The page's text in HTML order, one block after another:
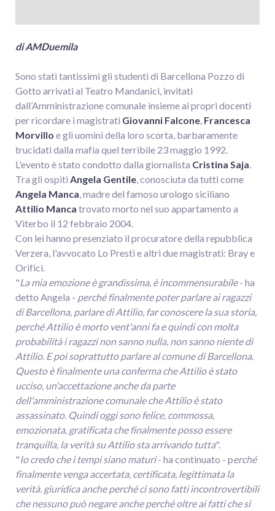
di AMDuemila
Sono stati tantissimi gli studenti di Barcellona Pozzo di
Gotto arrivati al Teatro Mandanici, invitati
dall’Amministrazione comunale insieme ai propri docenti
per ricordare i magistrati Giovanni Falcone, Francesca
Morvillo e gli uomini della loro scorta, barbaramente
trucidati dalla mafia quel terribile 23 maggio 1992.
L'evento è stato condotto dalla giornalista Cristina Saja.
Tra gli ospiti Angela Gentile, conosciuta da tutti come
Angela Manca, madre del famoso urologo siciliano
Attilio Manca trovato morto nel suo appartamento a
Viterbo il 12 febbraio 2004.
Con lei hanno presenziato il procuratore della repubblica
Verzera, l'avvocato Lo Presti e altri due magistrati: Bray e
Orifici.
"La mia emozione è grandissima, è incommensurabile- ha
detto Angela - perché finalmente poter parlare ai ragazzi
di Barcellona, parlare di Attilio, far conoscere la sua storia,
perché Attilio è morto vent'anni fa e quindi con molta
probabilità i ragazzi non sanno nulla, non sanno niente di
Attilio. E poi soprattutto parlare al comune di Barcellona.
Questo è finalmente una conferma che Attilio è stato
ucciso, un'accettazione anche da parte
dell'amministrazione comunale che Attilio è stato
assassinato. Quindi oggi sono felice, commossa,
emozionata, gratificata che finalmente posso essere
tranquilla, la verità su Attilio sta arrivando tutta".
"Io credo che i tempi siano maturi- ha continuato - perché
finalmente venga accertata, certificata, legittimata la
verità. giuridica anche perché ci sono fatti incontrovertibili
che nessuno può negare anche perché oltre ai fatti che si